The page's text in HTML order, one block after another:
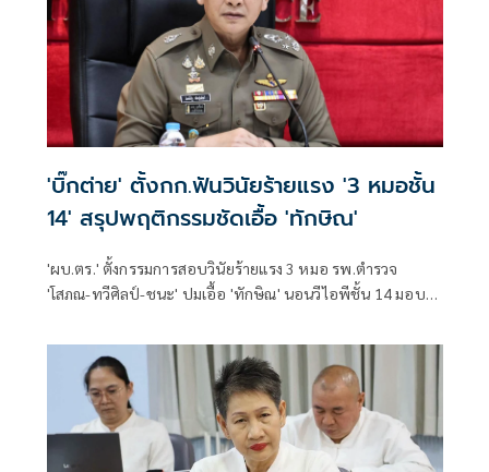
'บิ๊กต่าย' ตั้งกก.ฟันวินัยร้ายแรง '3 หมอชั้น
14' สรุปพฤติกรรมชัดเอื้อ 'ทักษิณ'
'ผบ.ตร.' ตั้งกรรมการสอบวินัยร้ายแรง 3 หมอ รพ.ตำรวจ
'โสภณ-ทวีศิลป์-ชนะ' ปมเอื้อ 'ทักษิณ' นอนวีไอพีชั้น 14 มอบ